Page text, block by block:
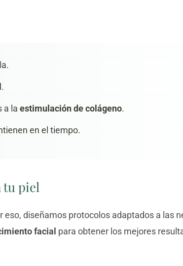
.
a la estimulación de colágeno.
en el tiempo.
tu piel
eso, diseñamos protocolos adaptados a las
facial para obtener los mejores